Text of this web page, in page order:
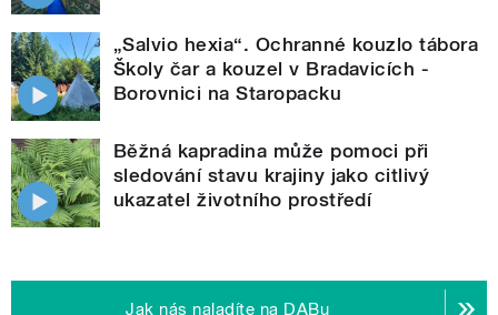
„Salvio hexia“. Ochranné kouzlo tábora
Školy čar a kouzel v Bradavicích -
Borovnici na Staropacku
Běžná kapradina může pomoci při
sledování stavu krajiny jako citlivý
ukazatel životního prostředí
Jak nás naladíte na DABu